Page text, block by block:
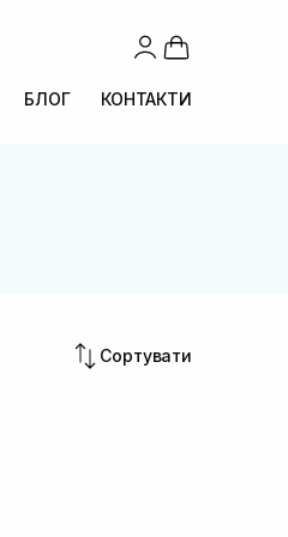
БЛОГ КОНТАКТИ
Сортувати